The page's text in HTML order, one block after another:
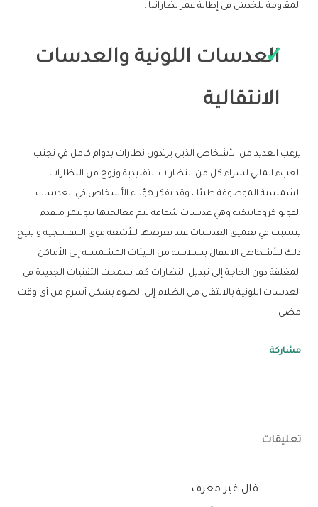
المقاومة للخدش في إطالة عمر نظاراتنا .
العدسات اللونية والعدسات
الانتقالية
يرغب العديد من الأشخاص الذين يرتدون نظارات بدوام كامل في تجنب
العبء المالي لشراء كل من النظارات التقليدية وزوج من النظارات
الشمسية الموصوفة طبيًا ، وقد يفكر هؤلاء الأشخاص في العدسات
الفوتو كروماتيكية وهي عدسات شفافة يتم معالجتها ببوليمر متقدم
يتسبب في تغميق العدسات عند تعرضها للأشعة فوق البنفسجية و يتيح
ذلك للأشخاص الانتقال بسلاسة من البيئات المشمسة إلى الأماكن
المغلقة دون الحاجة إلى تبديل النظارات كما سمحت التقنيات الجديدة في
العدسات اللونية بالانتقال من الظلام إلى الضوء بشكل أسرع من أي وقت
مضى .
مشاركة
تعليقات
‏قال غير معرف…